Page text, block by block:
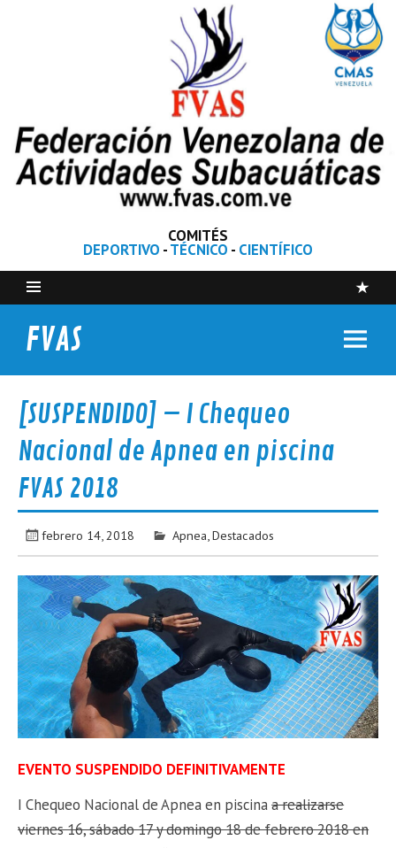
COMITÉS
DEPORTIVO -TÉCNICO - CIENTÍFICO
FVAS
[SUSPENDIDO] – I Chequeo
Nacional de Apnea en piscina
FVAS 2018
febrero 14, 2018 Apnea Destacados
EVENTO SUSPENDIDO DEFINITIVAMENTE
I Chequeo Nacional de Apnea en piscinaa realizarse
viernes 16, sábado 17 y domingo 18 de febrero 2018 en